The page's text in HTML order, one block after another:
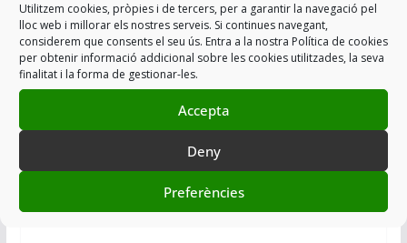
Utilitzem cookies, pròpies i de tercers, per a garantir la navegació pel
lloc web i millorar els nostres serveis. Si continues navegant,
considerem que consents el seu ús. Entra a la nostra Política de cookies
per obtenir informació addicional sobre les cookies utilitzades, la seva
finalitat i la forma de gestionar-les.
Accepta
Deny
Preferències
ACCIÓ SINDICAL TAULA DE NEGOCIACIÖ
05/12/2025 USPAC
14a REUNIÓ DE LA MESA DE
NEGOCIACIÓ: BENVINGUTS AL
DIA DE LA MARMOTA.
184/2025 En data 04 de desembre del 2025, ha tingut
lloc una nova reunió de la Mesa de Negociació per